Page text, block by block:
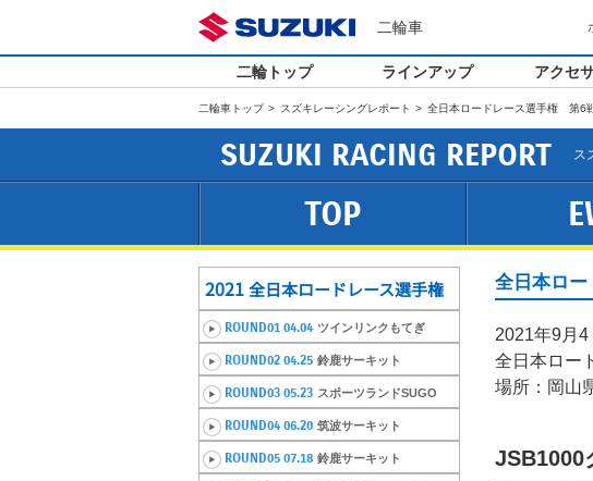
二輪車
二輪トップ ラインアップ アクセ
二輪車トップ スズキレーシングレポート 全日本ロードレース選手権 第6
SUZUKI RACING REPORT ス
TOP
2021全日本ロードレース選手権
ROUND01 04.04 ツインリンクもてぎ
ROUND02 04.25 鈴鹿サーキット
ROUND03 05.23 スポーツランドSUGO
ROUND04 06.20 筑波サーキット
ROUND05 07.18 鈴鹿サーキット
全日本ロー
2021年9月4
全日本ロー
場所：岡山
JSB1000